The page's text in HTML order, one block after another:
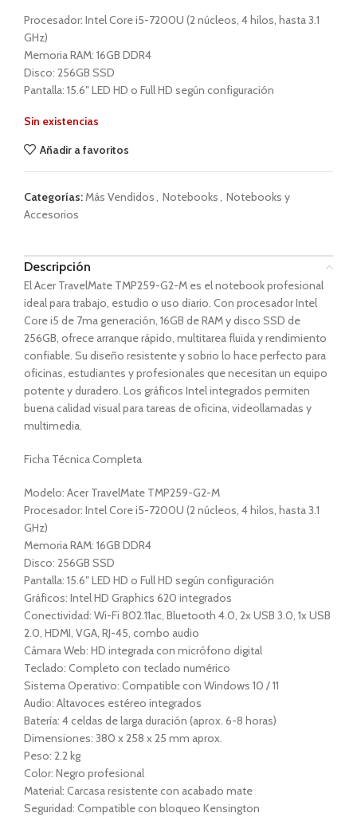
Procesador: Intel Core i5-7200U (2 núcleos, 4 hilos, hasta 3.1
GHz)
Memoria RAM: 16GB DDR4
Disco: 256GB SSD
Pantalla: 15.6″ LED HD o Full HD según configuración
Sin existencias
Añadir a favoritos
Categorías:Más Vendidos, Notebooks, Notebooks y
Accesorios
Descripción
El Acer TravelMate TMP259-G2-M es el notebook profesional
ideal para trabajo, estudio o uso diario. Con procesador Intel
Core i5 de 7ma generación, 16GB de RAM y disco SSD de
256GB, ofrece arranque rápido, multitarea fluida y rendimiento
confiable. Su diseño resistente y sobrio lo hace perfecto para
oficinas, estudiantes y profesionales que necesitan un equipo
potente y duradero. Los gráficos Intel integrados permiten
buena calidad visual para tareas de oficina, videollamadas y
multimedia.
Ficha Técnica Completa
Modelo: Acer TravelMate TMP259-G2-M
Procesador: Intel Core i5-7200U (2 núcleos, 4 hilos, hasta 3.1
GHz)
Memoria RAM: 16GB DDR4
Disco: 256GB SSD
Pantalla: 15.6″ LED HD o Full HD según configuración
Gráficos: Intel HD Graphics 620 integrados
Conectividad: Wi-Fi 802.11ac, Bluetooth 4.0, 2x USB 3.0, 1x USB
2.0, HDMI, VGA, RJ-45, combo audio
Cámara Web: HD integrada con micrófono digital
Teclado: Completo con teclado numérico
Sistema Operativo: Compatible con Windows 10 / 11
Audio: Altavoces estéreo integrados
Batería: 4 celdas de larga duración (aprox. 6-8 horas)
Dimensiones: 380 x 258 x 25 mm aprox.
Peso: 2.2 kg
Color: Negro profesional
Material: Carcasa resistente con acabado mate
Seguridad: Compatible con bloqueo Kensington